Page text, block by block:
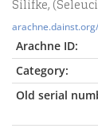
Silifke,
Arachne ID:
Category:
Old serial